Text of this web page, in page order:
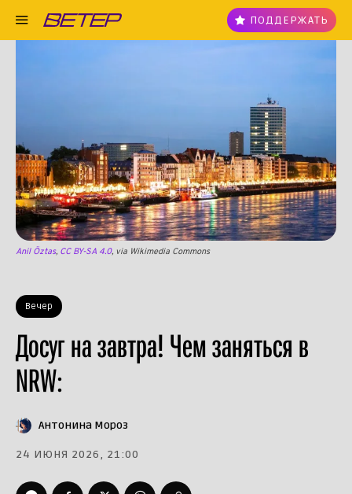
ПОДДЕРЖАТЬ
Вечер
Досуг на завтра! Чем заняться в
NRW:
Anil Öztas, CC BY-SA 4.0, via Wikimedia Commons
Антонина Мороз
24 ИЮНЯ 2026, 21:00